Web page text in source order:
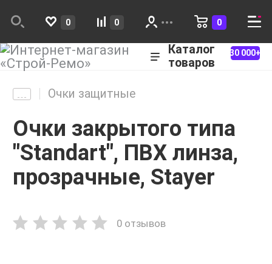
0 0 0
Каталог
товаров
30 000+
Очки защитные
Очки закрытого типа
"Standart", ПВХ линза,
прозрачные, Stayer
0 отзывов